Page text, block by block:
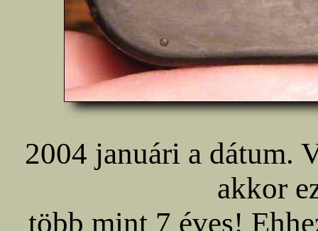
2004 januári a dátum.
akkor
több mint 7 éves!